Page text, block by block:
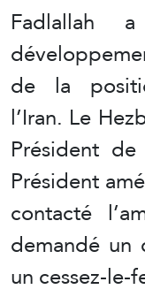
Fadlallah
de la
l’Iran. Le
Président
Président
contacté
demandé un
un cessez-le-